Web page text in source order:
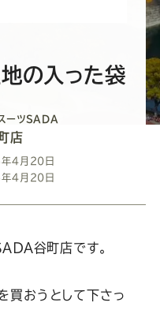
ー
ツ
SADA
の
公
式
の入った袋
ーツSADA
店
4月20日
4月20日
ＤＡ谷町店です。
買おうとして下さっ